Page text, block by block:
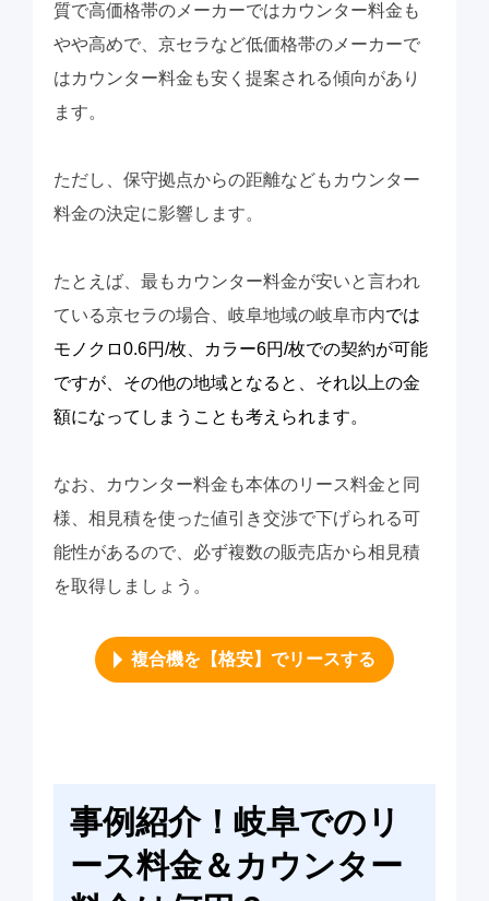
質で高価格帯のメーカーではカウンター料金も
やや高めで、京セラなど低価格帯のメーカーで
はカウンター料金も安く提案される傾向があり
ます。
ただし、保守拠点からの距離などもカウンター
料金の決定に影響します。
たとえば、最もカウンター料金が安いと言われ
ている京セラの場合、岐阜地域の岐阜市内では
モノクロ0.6円/枚、カラー6円/枚での契約が可能
ですが、その他の地域となると、それ以上の金
額になってしまうことも考えられます。
なお、カウンター料金も本体のリース料金と同
様、相見積を使った値引き交渉で下げられる可
能性があるので、必ず複数の販売店から相見積
を取得しましょう。
複合機を【格安】でリースする
事例紹介！岐阜でのリ
ース料金＆カウンター